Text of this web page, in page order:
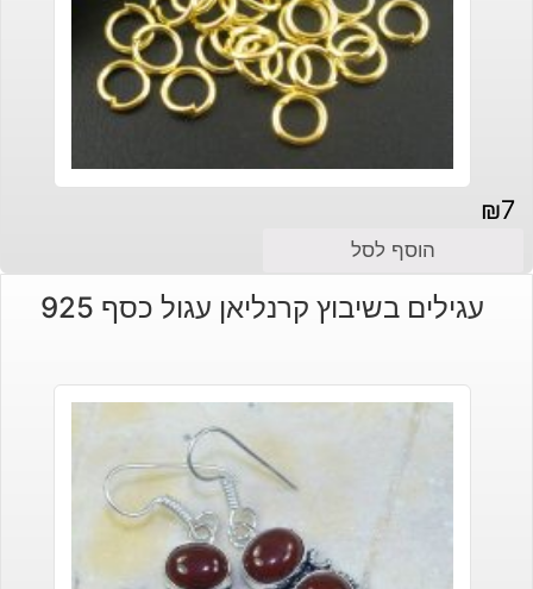
₪7
הוסף לסל
עגילים בשיבוץ קרנליאן עגול כסף 925